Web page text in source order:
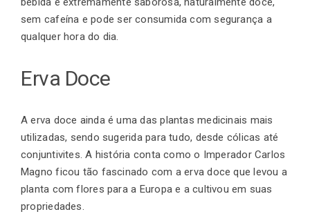
sem cafeína e pode ser consumida com segurança a
qualquer hora do dia.
Erva Doce
A erva doce ainda é uma das plantas medicinais mais
utilizadas, sendo sugerida para tudo, desde cólicas até
conjuntivites. A história conta como o ImperadorCarlos
Magno ficou tão fascinado com a erva doce que levou a
planta com flores para a Europa e a cultivou em suas
propriedades.